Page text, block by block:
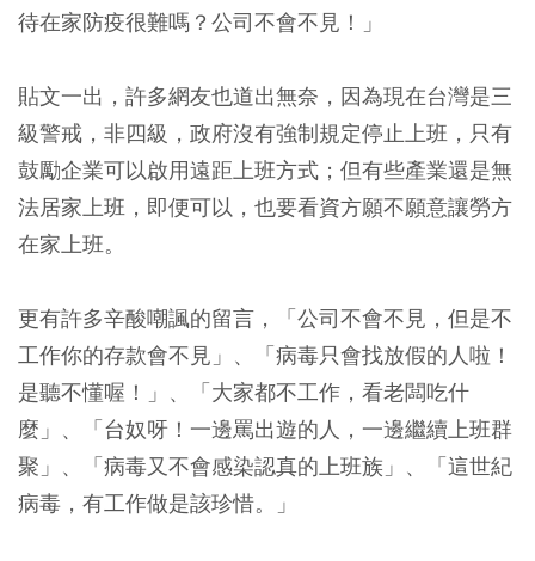
待在家防疫很難嗎？公司不會不見！」
貼文一出，許多網友也道出無奈，因為現在台灣是三
級警戒，非四級，政府沒有強制規定停止上班，只有
鼓勵企業可以啟用遠距上班方式；但有些產業還是無
法居家上班，即便可以，也要看資方願不願意讓勞方
在家上班。
更有許多辛酸嘲諷的留言，「公司不會不見，但是不
工作你的存款會不見」、「病毒只會找放假的人啦！
是聽不懂喔！」、「大家都不工作，看老闆吃什
麼」、「台奴呀！一邊罵出遊的人，一邊繼續上班群
聚」、「病毒又不會感染認真的上班族」、「這世紀
病毒，有工作做是該珍惜。」